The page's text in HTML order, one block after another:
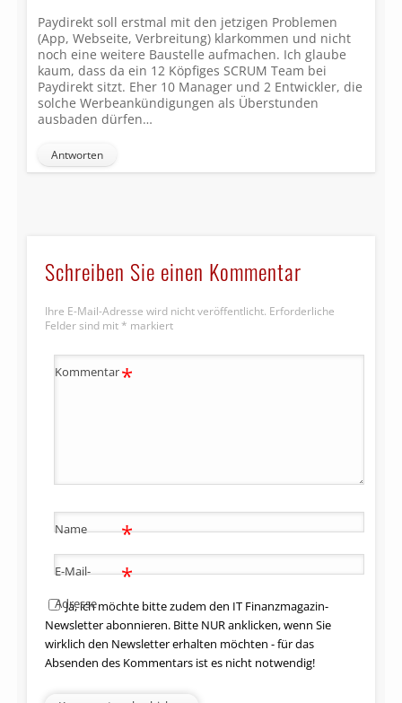
Paydirekt soll erstmal mit den jetzigen Problemen
(App, Webseite, Verbreitung) klarkommen und nicht
noch eine weitere Baustelle aufmachen. Ich glaube
kaum, dass da ein 12 Köpfiges SCRUM Team bei
Paydirekt sitzt. Eher 10 Manager und 2 Entwickler, die
solche Werbeankündigungen als Überstunden
ausbaden dürfen…
Antworten
Schreiben Sie einen Kommentar
Ihre E-Mail-Adresse wird nicht veröffentlicht. Erforderliche
Felder sind mit * markiert
Kommentar*
Name *
E-Mail-
Adresse
*
Ja, ich möchte bitte zudem den IT Finanzmagazin-
Newsletter abonnieren. Bitte NUR anklicken, wenn Sie
wirklich den Newsletter erhalten möchten - für das
Absenden des Kommentars ist es nicht notwendig!